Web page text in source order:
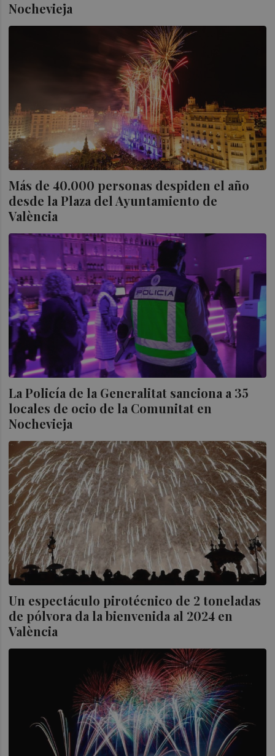
Nochevieja
Más de 40.000 personas despiden el año
desde la Plaza del Ayuntamiento de
València
La Policía de la Generalitat sanciona a 35
locales de ocio de la Comunitat en
Nochevieja
Un espectáculo pirotécnico de 2 toneladas
de pólvora da la bienvenida al 2024 en
València